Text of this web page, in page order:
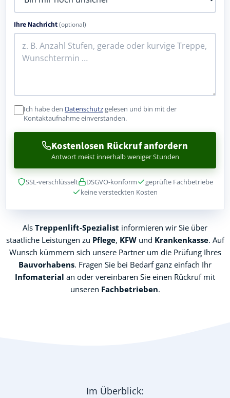
Ihre Nachricht(optional)
Ich habe den Datenschutzgelesen und bin mit der
Kontaktaufnahme einverstanden.
Kostenlosen Rückruf anfordern
Antwort meist innerhalb weniger Stunden
SSL-verschlüsselt DSGVO-konform
geprüfte Fachbetriebe
keine versteckten Kosten
Als Treppenlift-Spezialist informieren wir Sie über
staatliche Leistungen zu Pflege, KFWund Krankenkasse. Auf
Wunsch kümmern sich unsere Partner um die Prüfung Ihres
Bauvorhabens. Fragen Sie bei Bedarf ganz einfach Ihr
Infomaterial an oder vereinbaren Sie einen Rückruf mit
unseren Fachbetrieben.
Im Überblick: